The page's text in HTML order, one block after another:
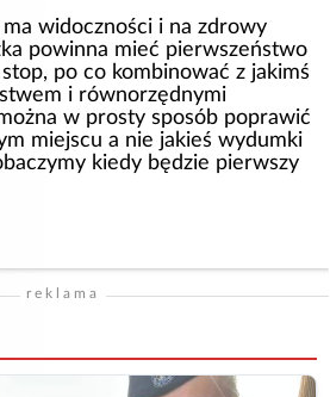
widoczności i na zdrowy
powinna mieć pierwszeństwo
po co kombinować z jakimś
i równorzędnymi
w prosty sposób poprawić
miejscu a nie jakieś wydumki
kiedy będzie pierwszy
reklama